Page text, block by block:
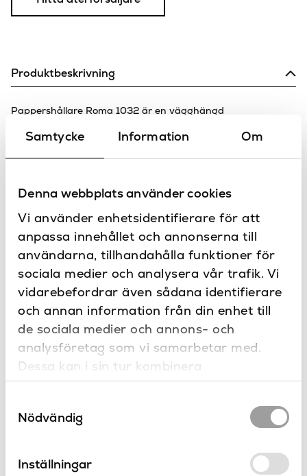
Samtycke Information Om
Denna webbplats använder cookies
Vi använder enhetsidentifierare för att
anpassa innehållet och annonserna till
användarna, tillhandahålla funktioner för
sociala medier och analysera vår trafik. Vi
vidarebefordrar även sådana identifierare
och annan information från din enhet till
de sociala medier och annons- och
analysföretag som vi samarbetar med.
Dessa kan i sin tur kombinera
informationen med annan information som
samlat in när du har använt deras tjänster.
Nödvändig
Inställningar
Produktbeskrivning
Pappershållare Roma 1032 är en vägghängd
att få i flera olika ytbehandlingar. Roma från Stella har sålts
Specifikationer
Bredd (mm) 180
Djup (mm) 130
Färg
Brons, Guld, Krom,
Mässing PVD, Matt
nickel, Matt svart, Mörk
Rosé guld
Höjd (mm) 130
Produkttyp Toalettpappershållare
Dokument
Teknisk ritning
Dokumentation
Kontakta oss
Har du frågor eller vill du göra en
specialbeställning?